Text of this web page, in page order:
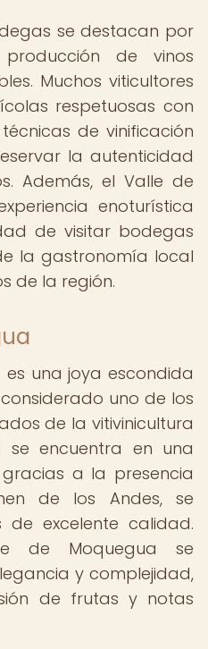
se destacan por
de vinos
Muchos viticultores
respetuosas con
de vinificación
la autenticidad
Además, el Valle de
enoturística
de visitar bodegas
la gastronomía local
de la región.
es una joya escondida
uno de los
de la vitivinicultura
se encuentra en una
a la presencia
de los Andes, se
de excelente calidad.
de Moquegua se
y complejidad,
de frutas y notas